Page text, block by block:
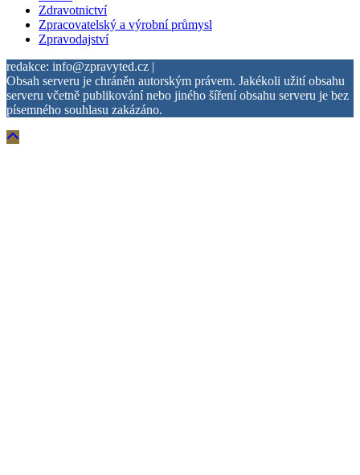
Zdravotnictví
Zpracovatelský a výrobní průmysl
Zpravodajství
redakce: info@zpravyted.cz |
Obsah serveru je chráněn autorským právem. Jakékoli užití obsahu
serveru včetně publikování nebo jiného šíření obsahu serveru je bez
písemného souhlasu zakázáno.